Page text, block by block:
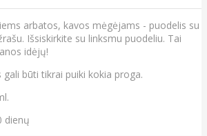
arbatos, kavos mėgėjams - puodelis su
Išsiskirkite su linksmu puodeliu. Tai
idėjų!
gali būti tikrai puiki kokia proga.
dienų